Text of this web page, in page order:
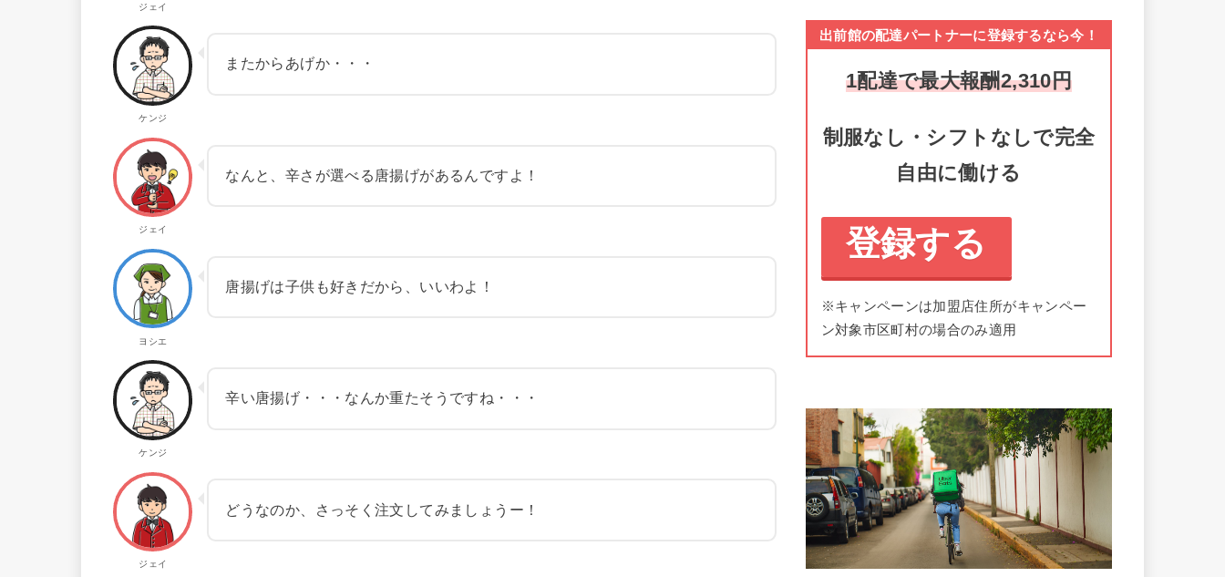
ジェイ
ケンジ
またからあげか・・・
ジェイ
なんと、辛さが選べる唐揚げがあるんですよ！
ヨシエ
唐揚げは子供も好きだから、いいわよ！
ケンジ
辛い唐揚げ・・・なんか重たそうですね・・・
ジェイ
どうなのか、さっそく注文してみましょうー！
出前館の配達パートナーに登録するなら今！
1配達で最大報酬2,310円
制服なし・シフトなしで完全
自由に働ける
登録する
※キャンペーンは加盟店住所がキャンペー
ン対象市区町村の場合のみ適用